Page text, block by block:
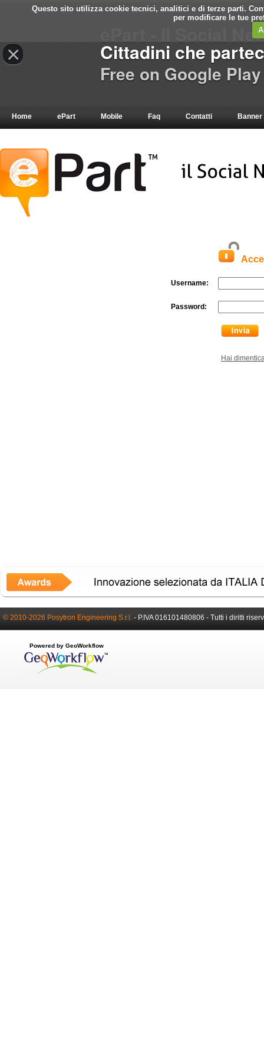
Questo sito utilizza cookie tecnici, analitici e di terze parti.
per modificare le tue
Home ePart Mobile Faq Contatti Banner
Username:
Password:
Hai
© 2010-2026 Posytron Engineering S.r.l. - P.IVA 016101480806 - Tutti i diritti
Powered by GeoWorkflow
×
ePart - Il Social
Cittadini che
Free on Google Play